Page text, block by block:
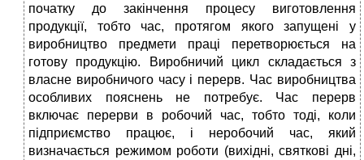
початку до закінчення процесу виготовлення
продукції, тобто час, протягом якого запущені у
виробництво предмети праці перетворюється на
готову продукцію. Виробничий цикл складається з
власне виробничого часу і перерв. Час виробництва
особливих пояснень не потребує. Час перерв
включає перерви в робочий час, тобто тоді, коли
підприємство працює, і неробочий час, який
визначається режимом роботи (вихідні, святкові дні,